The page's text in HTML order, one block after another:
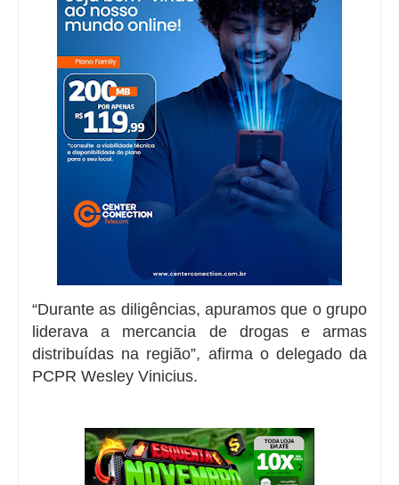
“Durante as diligências, apuramos que o grupo
liderava a mercancia de drogas e armas
distribuídas na região”, afirma o delegado da
PCPR Wesley Vinicius.